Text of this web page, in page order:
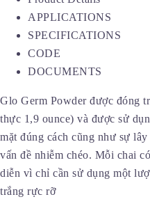
APPLICATIONS
SPECIFICATIONS
CODE
DOCUMENTS
Glo Germ Powder được đóng
thực 1,9 ounce) và được sử
mặt đúng cách cũng như sự
vấn đề nhiễm chéo. Mỗi chai
diễn vì chỉ cần sử dụng một
trắng rực rỡ